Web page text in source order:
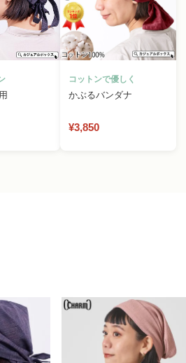
コットンで優しく
かぶるバンダナ
¥3,850